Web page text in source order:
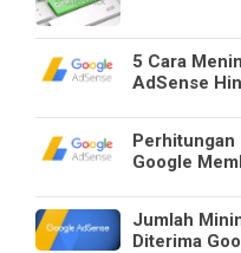
5 Cara
AdSense
Perhitungan
Google
Jumlah
Diterima